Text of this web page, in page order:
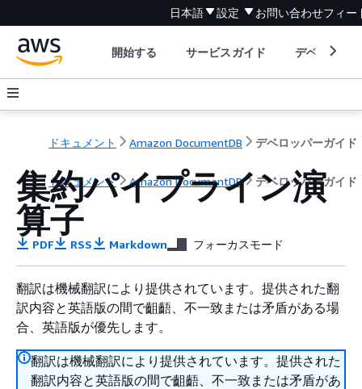
日本語 設定 お問い合わせフィー
開始する サービスガイド デベロッパ
ドキュメント Amazon DocumentDB デベロッパーガイド
ドキュメント Amazon DocumentDB デベロッパーガイド
集約パイプライン演
算子
PDF RSS Markdown フォーカスモード
翻訳は機械翻訳により提供されています。提供された翻
訳内容と英語版の間で齟齬、不一致または矛盾がある場
合、英語版が優先します。
翻訳は機械翻訳により提供されています。提供された
翻訳内容と英語版の間で齟齬、不一致または矛盾があ